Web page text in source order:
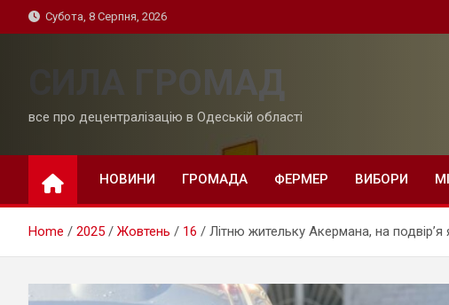
to
Субота, 8 Серпня, 2026
СИЛА ГРОМАД
все про децентралізацію в Одеській області
НОВИНИ ГРОМАДА ФЕРМЕР ВИБОРИ
Home 2025 Жовтень 16 Літню жительку Акермана, на